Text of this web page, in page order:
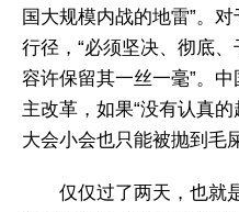
国大规模内战的地雷”。
行径，“必须坚决、彻底
容许保留其一丝一毫”。
主改革，如果“没有认真
大会小会也只能被抛到毛
仅仅过了两天，也就